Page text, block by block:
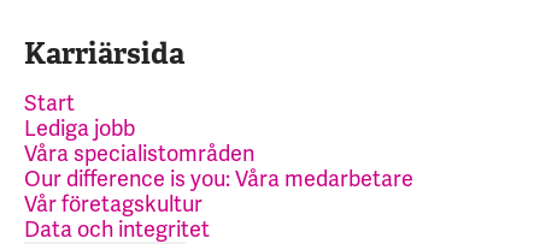
Karriärsida
Start
Lediga jobb
Våra specialistområden
Our difference is you: Våra medarbetare
Vår företagskultur
Data och integritet